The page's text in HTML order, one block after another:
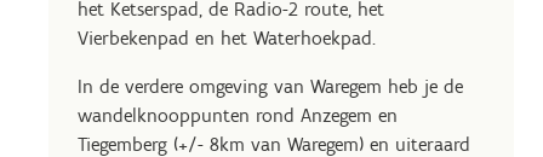
het Ketserspad, de Radio-2 route, het
Vierbekenpad en het Waterhoekpad.
In de verdere omgeving van Waregem heb je de
wandelknooppunten rond Anzegem en
Tiegemberg (+/- 8km van Waregem) en uiteraard